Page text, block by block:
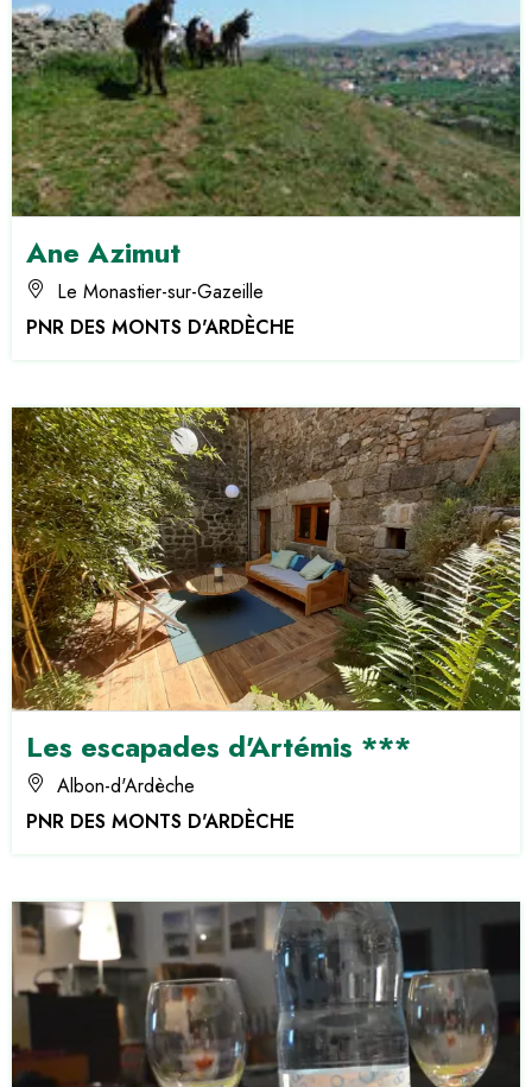
Ane Azimut
Le Monastier-sur-Gazeille
PNR DES MONTS D'ARDÈCHE
Les escapades d'Artémis ***
Albon-d'Ardèche
PNR DES MONTS D'ARDÈCHE